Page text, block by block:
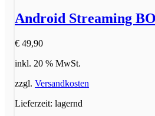
Android Streaming
€ 49,90
inkl. 20 % MwSt.
zzgl. Versandkosten
Lieferzeit: lagernd